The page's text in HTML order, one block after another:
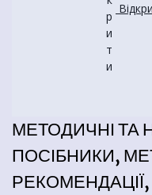
МЕТОДИЧНІ ТА
ПОСІБНИКИ,